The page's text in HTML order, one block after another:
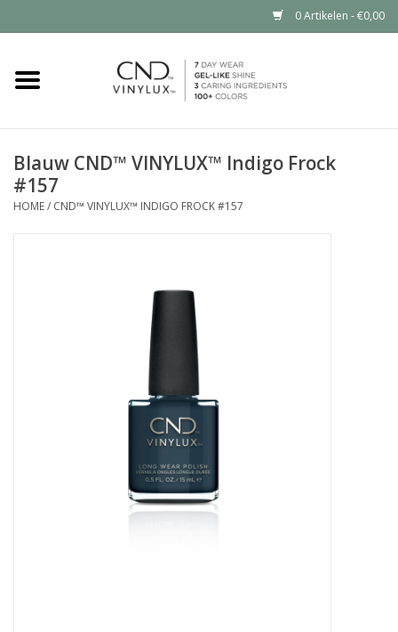
0 Artikelen - €0,00
Home
Nailart voor jou
Blauw CND™ VINYLUX™ Indigo Frock
#157
HOME/ CND™ VINYLUX™ INDIGO FROCK #157